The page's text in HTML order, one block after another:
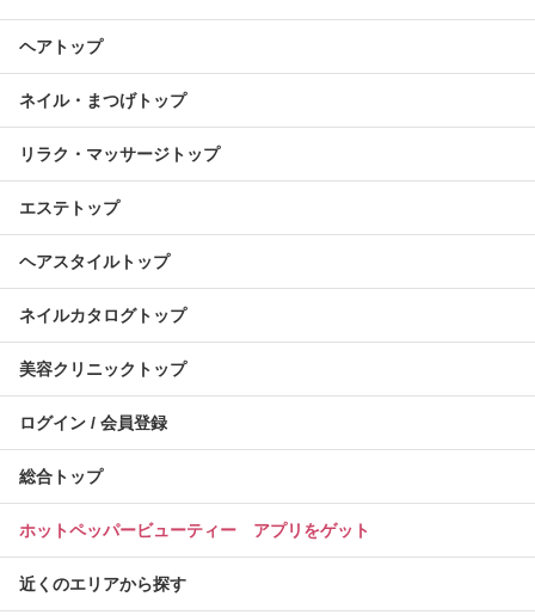
ヘアトップ
ネイル・まつげトップ
リラク・マッサージトップ
エステトップ
ヘアスタイルトップ
ネイルカタログトップ
美容クリニックトップ
ログイン / 会員登録
総合トップ
ホットペッパービューティー アプリをゲット
近くのエリアから探す